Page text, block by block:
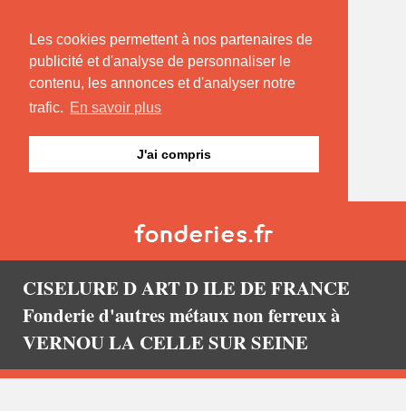
Les cookies permettent à nos partenaires de
publicité et d'analyse de personnaliser le
contenu, les annonces et d'analyser notre
trafic. En savoir plus
J'ai compris
CISELURE D ART D ILE DE FRANCE
Fonderie d'autres métaux non ferreux à
VERNOU LA CELLE SUR SEINE